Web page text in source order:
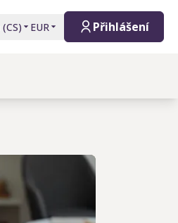
(CS) EUR Přihlášení